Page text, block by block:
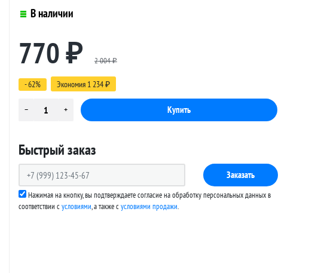
В наличии
770 ₽ 2 004₽
- 62% Экономия 1 234 ₽
Быстрый заказ
Заказать
Нажимая на кнопку, вы подтверждаете согласие на обработку персональных данных в
соответствии сусловиями, а также cусловиями продажи.